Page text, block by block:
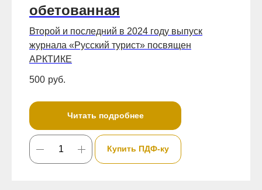
обетованная
Второй и последний в 2024 году выпуск
журнала «Русский турист» посвящен
АРКТИКЕ
500 руб.
Читать подробнее
Купить ПДФ-ку